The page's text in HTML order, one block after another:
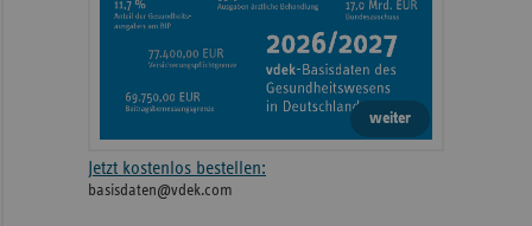
weiter
Jetzt kostenlos bestellen:
basisdaten@vdek.com